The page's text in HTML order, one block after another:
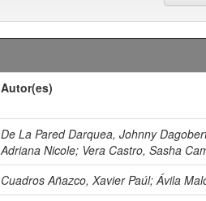
Autor(es)
De La Pared Darquea, Johnny
Adriana Nicole; Vera Castro, Sasha
Cuadros Añazco, Xavier Paúl;Ávila